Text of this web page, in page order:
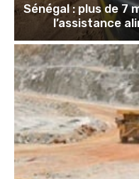
Sénégal : plus de 7
l’assistance